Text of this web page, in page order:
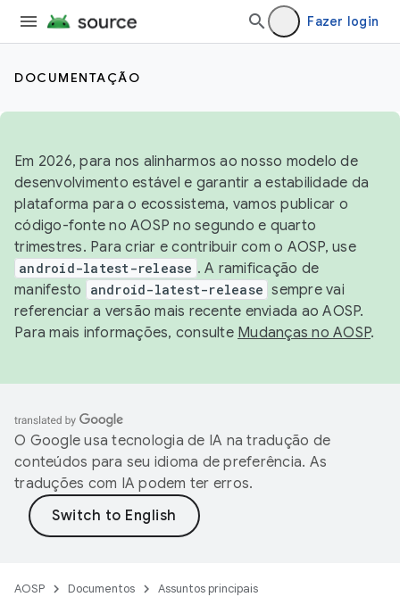
Fazer login
DOCUMENTAÇÃO
Em 2026, para nos alinharmos ao nosso modelo de
desenvolvimento estável e garantir a estabilidade da
plataforma para o ecossistema, vamos publicar o
código-fonte no AOSP no segundo e quarto
trimestres. Para criar e contribuir com o AOSP, use
android-latest-release . A ramificação de
manifesto
android-latest-release sempre vai
referenciar a versão mais recente enviada ao AOSP.
Para mais informações, consulte Mudanças no AOSP.
O Google usa tecnologia de IA na tradução de
conteúdos para seu idioma de preferência. As
traduções com IA podem ter erros.
AOSP Documentos Assuntos principais